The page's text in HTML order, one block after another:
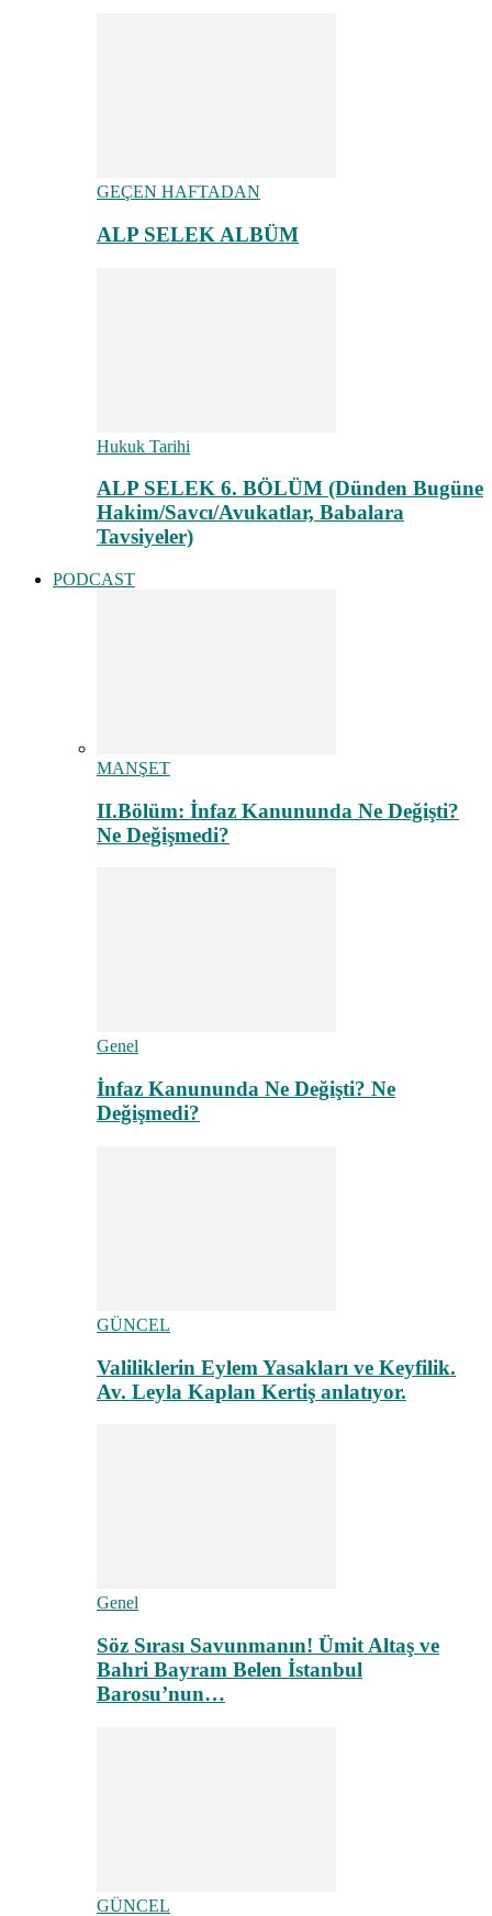
GEÇEN HAFTADAN
ALP SELEK ALBÜM
Hukuk Tarihi
ALP SELEK 6. BÖLÜM (Dünden Bugüne
Hakim/Savcı/Avukatlar, Babalara
Tavsiyeler)
PODCAST
MANŞET
II.Bölüm: İnfaz Kanununda Ne Değişti?
Ne Değişmedi?
Genel
İnfaz Kanununda Ne Değişti? Ne
Değişmedi?
GÜNCEL
Valiliklerin Eylem Yasakları ve Keyfilik.
Av. Leyla Kaplan Kertiş anlatıyor.
Genel
Söz Sırası Savunmanın! Ümit Altaş ve
Bahri Bayram Belen İstanbul
Barosu’nun…
GÜNCEL